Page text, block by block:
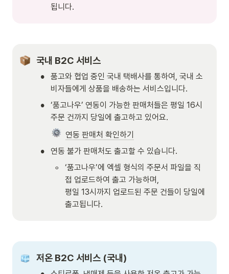
됩니다.
국내 B2C 서비스
•
품고와 협업 중인 국내 택배사를 통하여, 국내 소
비자들에게 상품을 배송하는 서비스입니다.
•
‘품고나우’ 연동이 가능한 판매처들은 평일 16시
주문 건까지 당일에 출고하고 있어요.
연동 판매처 확인하기
• 연동 불가 판매처도 출고할 수 있습니다.
◦
‘품고나우’에 엑셀 형식의 주문서 파일을 직
접 업로드하여 출고 가능하며,
평일 13시까지 업로드된 주문 건들이 당일에
출고됩니다.
저온 B2C 서비스 (국내)